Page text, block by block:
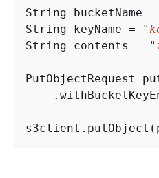
String bucketName =
String keyName =
"
String contents =
"
PutObjectRequest